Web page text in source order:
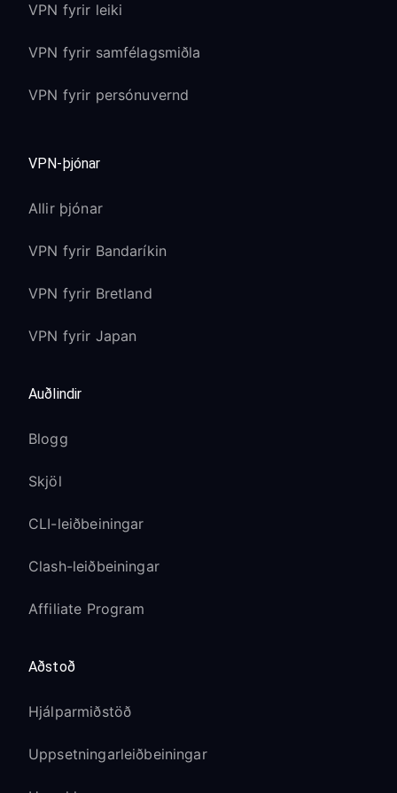
VPN fyrir leiki
VPN fyrir samfélagsmiðla
VPN fyrir persónuvernd
VPN-þjónar
Allir þjónar
VPN fyrir Bandaríkin
VPN fyrir Bretland
VPN fyrir Japan
Auðlindir
Blogg
Skjöl
CLI-leiðbeiningar
Clash-leiðbeiningar
Affiliate Program
Aðstoð
Hjálparmiðstöð
Uppsetningarleiðbeiningar